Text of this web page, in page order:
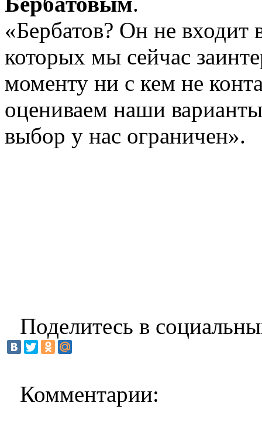
«Бербатов? Он не входит
которых мы сейчас
моменту ни с кем не
оцениваем наши
выбор у нас ограничен».
Поделитесь в
Комментарии: